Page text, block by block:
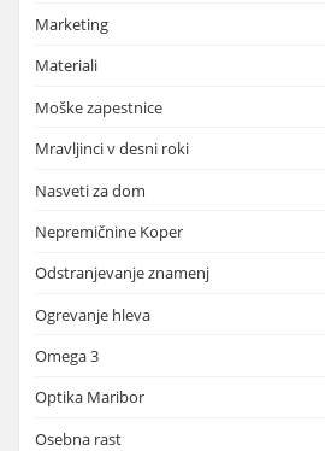
Marketing
Materiali
Moške zapestnice
Mravljinci v desni roki
Nasveti za dom
Nepremičnine Koper
Odstranjevanje znamenj
Ogrevanje hleva
Omega 3
Optika Maribor
Osebna rast